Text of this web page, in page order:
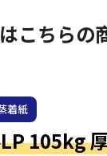
こちらの
着紙
105kg